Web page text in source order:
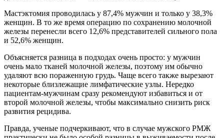
Мастэктомия проводилась у 87,4% мужчин и только у 38,3%
женщин. В то же время операцию по сохранению молочной
железы перенесли всего 12,6% представителей сильного пола
и 52,6% женщин.
Объясняется разница в подходах очень просто: у мужчин
очень мало тканей молочной железы, поэтому им обычно
удаляют всю пораженную грудь. Чаще всего также вырезают
некоторые близлежащие лимфатические узлы. Нередко
пациентам-мужчинам сразу рекомендуют избавиться и от
второй молочной железы, чтобы максимально снизить риск
развития рецидива.
Правда, ученые подчеркивают, что в случае мужского РМЖ